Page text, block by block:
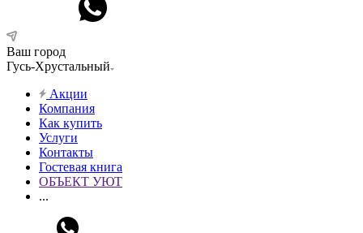
Ваш город
Гусь-Хрустальный
Акции
Компания
Как купить
Услуги
Контакты
Гостевая книга
ОБЪЕКТ УЮТ
...